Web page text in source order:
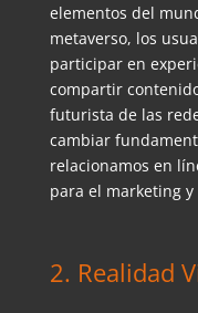
elementos del
metaverso, los
participar en
compartir
futurista de las
cambiar
relacionamos en
para el marketing
2. Realidad